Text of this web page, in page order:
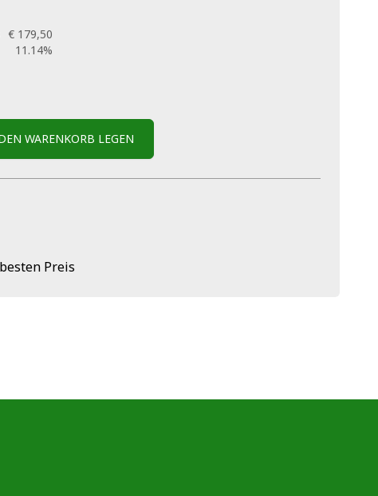
€ 179,50
11.14%
WARENKORB LEGEN
Preis